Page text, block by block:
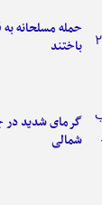
باختند
گرمای شدید در
شمالی